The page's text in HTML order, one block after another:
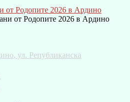
от Родопите 2026 в Ардино
ул. Републиканска